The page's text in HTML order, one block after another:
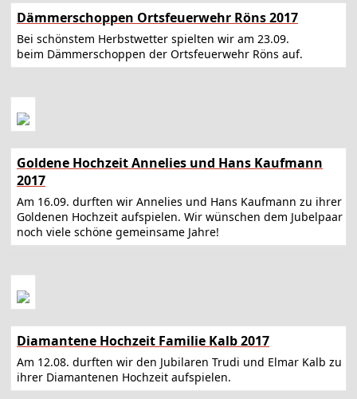
Dämmerschoppen Ortsfeuerwehr Röns 2017
Bei schönstem Herbstwetter spielten wir am 23.09.
beim Dämmerschoppen der Ortsfeuerwehr Röns auf.
Goldene Hochzeit Annelies und Hans Kaufmann
2017
Am 16.09. durften wir Annelies und Hans Kaufmann zu ihrer
Goldenen Hochzeit aufspielen. Wir wünschen dem Jubelpaar
noch viele schöne gemeinsame Jahre!
Diamantene Hochzeit Familie Kalb 2017
Am 12.08. durften wir den Jubilaren Trudi und Elmar Kalb zu
ihrer Diamantenen Hochzeit aufspielen.